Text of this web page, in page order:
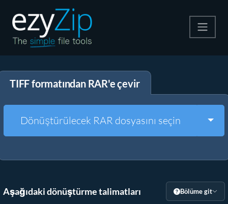
Çıkart
Diğer Araçlar
TIFF formatından RAR'e çevir
Dönüştürülecek RAR dosyasını seçin
Aşağıdaki dönüştürme talimatları Bölüme git